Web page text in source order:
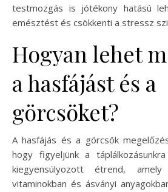
testmozgás is jótékony hatású
emésztést és csökkenti a stressz
Hogyan lehet
a hasfájást és a
görcsöket?
A hasfájás és a görcsök
hogy figyeljünk a
kiegyensúlyozott étrend,
vitaminokban és ásványi